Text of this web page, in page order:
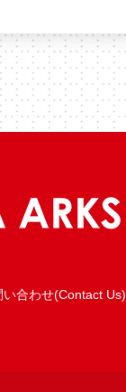
い合わせ(Contact Us)